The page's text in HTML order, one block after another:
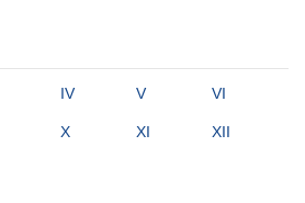
IV V VI
X XI XII